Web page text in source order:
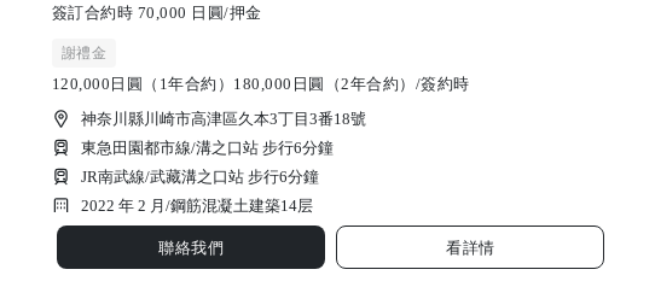
簽訂合約時 70,000 日圓/押金
謝禮金
120,000日圓（1年合約）180,000日圓（2年合約）/簽約時
神奈川縣川崎市高津區久本3丁目3番18號
東急田園都市線/溝之口站 步行6分鐘
JR南武線/武藏溝之口站 步行6分鐘
2022 年 2 月/鋼筋混凝土建築14层
聯絡我們 看詳情